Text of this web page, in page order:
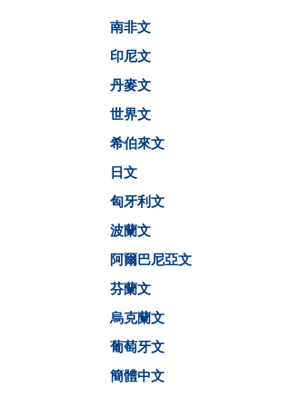
南非文
印尼文
丹麥文
世界文
希伯來文
日文
匈牙利文
波蘭文
阿爾巴尼亞文
芬蘭文
烏克蘭文
葡萄牙文
簡體中文